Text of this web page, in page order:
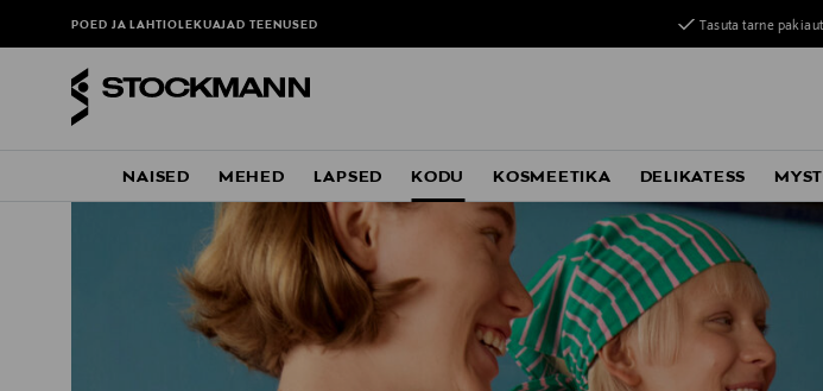
POED JA LAHTIOLEKUAJADTEENUSED Tasuta tarne
NAISED MEHED LAPSED KODU KOSMEETIKA DELIKATESS